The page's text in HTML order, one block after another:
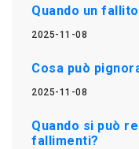
Quando un
2025-11-08
Cosa può
2025-11-08
Quando si può
fallimenti?